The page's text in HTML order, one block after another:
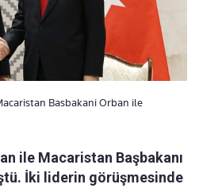
Basbakani Orban ile
ile Macaristan Başbakanı
İki liderin görüşmesinde